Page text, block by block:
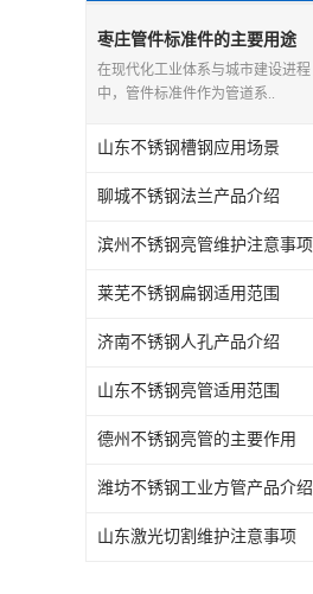
枣庄管件标准件的主要用途
在现代化工业体系与城市建设进程
中，管件标准件作为管道系..
山东不锈钢槽钢应用场景
聊城不锈钢法兰产品介绍
滨州不锈钢亮管维护注意事项
莱芜不锈钢扁钢适用范围
济南不锈钢人孔产品介绍
山东不锈钢亮管适用范围
德州不锈钢亮管的主要作用
潍坊不锈钢工业方管产品介绍
山东激光切割维护注意事项